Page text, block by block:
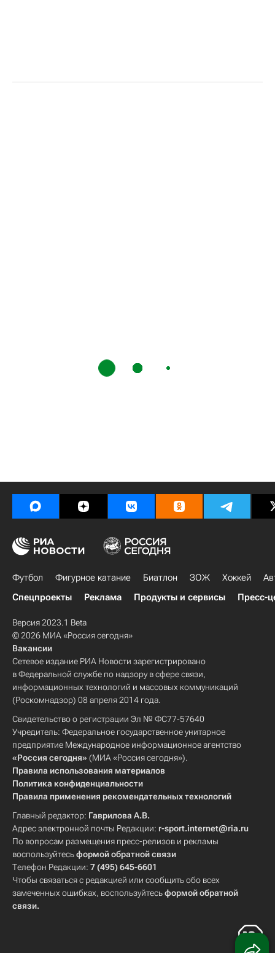
Футбол Фигурное катание Биатлон ЗОЖ Хоккей
Спецпроекты
Реклама Продукты и сервисы Пресс-
Версия 2023.1 Beta
© 2026 МИА «Россия сегодня»
Вакансии
Сетевое издание РИА Новости зарегистрировано
в Федеральной службе по надзору в сфере связи,
информационных технологий и массовых коммуникаций
(Роскомнадзор) 08 апреля 2014 года.
Свидетельство о регистрации Эл № ФС77-57640
Учредитель: Федеральное государственное унитарное
предприятие Международное информационное агентство
«Россия сегодня» (МИА «Россия сегодня»).
Правила использования материалов
Политика конфиденциальности
Правила применения рекомендательных технологий
Главный редактор: Гаврилова А.В.
Адрес электронной почты Редакции: r-sport.internet@ria.ru
По вопросам размещения пресс-релизов и рекламы
воспользуйтесьформой обратной связи
Телефон Редакции: 7 (495) 645-6601
Чтобы связаться с редакцией или сообщить обо всех
замеченных ошибках, воспользуйтесьформой обратной
связи.